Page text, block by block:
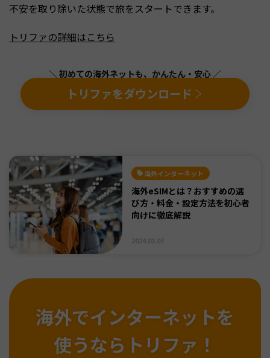
不安を取り除いた状態で旅をスタートできます。
トリファの詳細はこちら
＼ 初めての海外ネットも、かんたん・安心 ／
トリファをダウンロード
海外インターネット
海外eSIMとは？おすすめの選
び方・料金・設定方法を初心者
向けに徹底解説
海外でインターネットを
使うならトリファ！